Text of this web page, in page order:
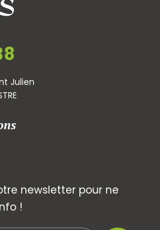
Julien
newsletter pour ne
!